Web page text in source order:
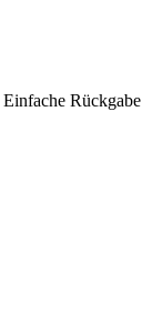
Einfache Rückgabe